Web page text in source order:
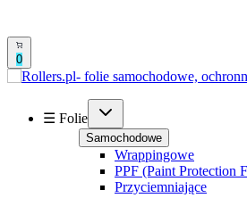
0
☰ Folie
Samochodowe
Wrappingowe
PPF (Paint Protection
Przyciemniające